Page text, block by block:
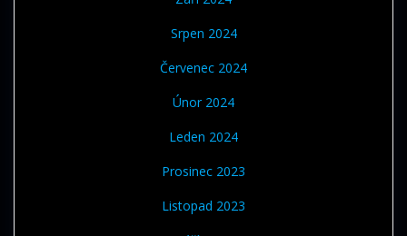
Srpen 2024
Červenec 2024
Únor 2024
Leden 2024
Prosinec 2023
Listopad 2023